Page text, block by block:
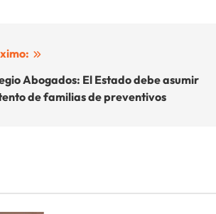
Abogados: El Estado debe asumir
de familias de preventivos